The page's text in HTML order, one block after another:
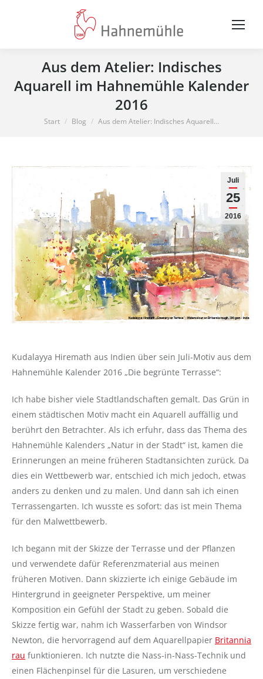
Aus dem Atelier: Indisches
Aquarell im Hahnemühle Kalender
2016
Sie befinden sich hier:
Start Blog Aus dem Atelier: Indisches Aquarell…
Juli
25
2016
Kudalayya Hiremath aus Indien über sein Juli-Motiv aus dem
Hahnemühle Kalender 2016 „Die begrünte Terrasse“:
Ich habe bisher viele Stadtlandschaften gemalt. Das Grün in
einem städtischen Motiv macht ein Aquarell auffällig und
berührt den Betrachter. Als ich erfuhr, dass das Thema des
Hahnemühle Kalenders „Natur in der Stadt“ ist, kamen die
Erinnerungen an meine früheren Stadtansichten zurück. Da
dies ein Wettbewerb war, entschied ich mich jedoch, etwas
anders zu denken und zu malen. Und dann sah ich einen
Terrassengarten. Ich wusste es sofort: das ist mein Thema
für den Malwettbewerb.
Ich begann mit der Skizze der Terrasse und der Pflanzen
und verwendete dafür Referenzmaterial aus meinen
früheren Motiven. Dann skizzierte ich einige Gebäude im
Hintergrund in geeigneter Perspektive, um meiner
Komposition ein Gefühl der Stadt zu geben. Sobald die
Skizze fertig war, nahm ich Wasserfarben von Windsor
Newton, die hervorragend auf dem Aquarellpapier Britannia
rau funktionieren. Ich nutzte die Nass-in-Nass-Technik und
einen Flächenpinsel für die Lasuren, um verschiedene